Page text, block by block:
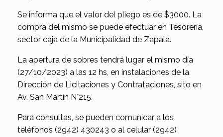
Se informa que el valor del pliego es de $3000. La
compra del mismo se puede efectuar en Tesorería,
sector caja de la Municipalidad de Zapala.
La apertura de sobres tendrá lugar el mismo día
(27/10/2023) a las 12 hs, en instalaciones de la
Dirección de Licitaciones y Contrataciones, sito en
Av. San Martín N°215.
Para consultas, se pueden comunicar a los
teléfonos (2942) 430243 o al celular (2942)